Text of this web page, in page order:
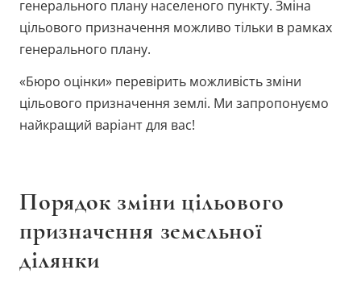
генерального плану населеного пункту. Зміна
цільового призначення можливо тільки в рамках
генерального плану.
«Бюро оцінки» перевірить можливість зміни
цільового призначення землі. Ми запропонуємо
найкращий варіант для вас!
Порядок зміни цільового
призначення земельної
ділянки